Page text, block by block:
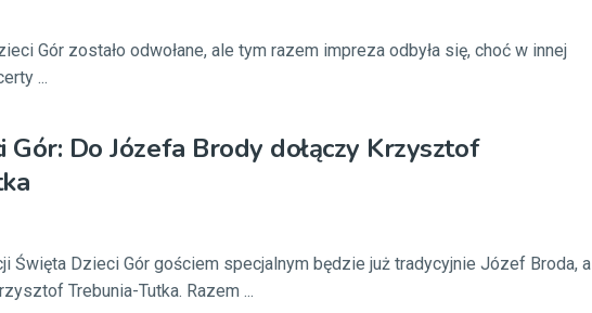
Gór zostało odwołane, ale tym razem impreza odbyła się, choć w innej
...
Gór: Do Józefa Brody dołączy Krzysztof
Święta Dzieci Gór gościem specjalnym będzie już tradycyjnie Józef Broda, a
Trebunia-Tutka. Razem ...